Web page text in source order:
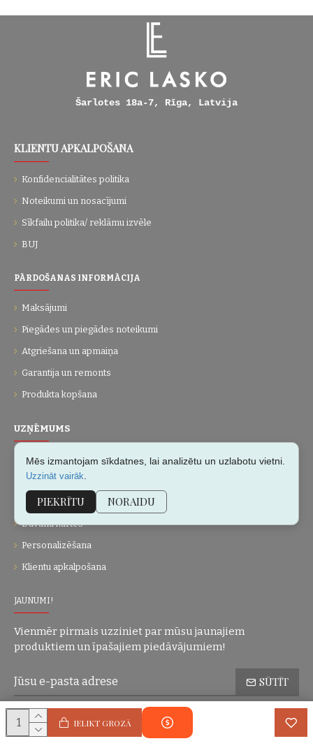
IELIKT GROZĀ
Šarlotes 18a-7, Rīga, Latvija
KLIENTU APKALPOŠANA
Konfidencialitātes politika
Noteikumi un nosacījumi
Sīkfailu politika/ reklāmu izvēle
BUJ
PĀRDOŠANAS INFORMĀCIJA
Maksājumi
Piegādes un piegādes noteikumi
Atgriešana un apmaiņa
Garantija un remonts
Produkta kopšana
UZŅĒMUMS
Par mums
Kontakti
Vietnes karte
Dāvanu kartes
Personalizēšana
Klientu apkalpošana
JAUNUMI!
Vienmēr pirmais uzziniet par mūsu jaunajiem
produktiem un īpašajiem piedāvājumiem!
SŪTĪT
Esmu iepazinies(-usies) ar sadaļu Konfidencialitātes politika
piekrītu visiem minētajiem noteikumiem
Mēs izmantojam sīkdatnes, lai analizētu un uzlabotu vietni.
Uzzināt vairāk
PIEKRĪTU NORAIDU